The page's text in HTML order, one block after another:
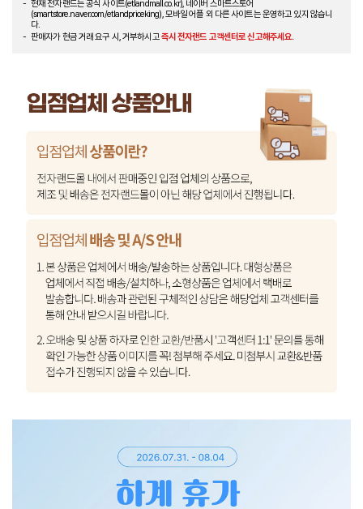
현재 전자랜드는 공식 사이트(etlandmall.co.kr), 네이버 스마트스토어
(smartstore.naver.com/etlandpriceking), 모바일 어플 외 다른 사이트는 운영하고 있지 않습니
다.
판매자가 현금 거래 요구 시, 거부하시고즉시 전자랜드 고객센터로 신고해주세요.